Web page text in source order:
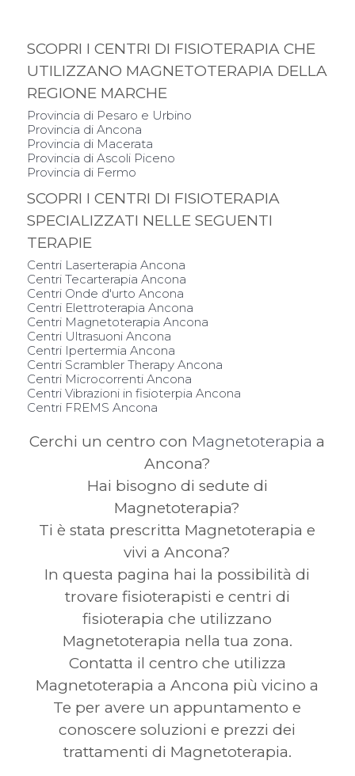
SCOPRI I CENTRI DI FISIOTERAPIA CHE
UTILIZZANO MAGNETOTERAPIA DELLA
REGIONE MARCHE
Provincia di Pesaro e Urbino
Provincia di Ancona
Provincia di Macerata
Provincia di Ascoli Piceno
Provincia di Fermo
SCOPRI I CENTRI DI FISIOTERAPIA
SPECIALIZZATI NELLE SEGUENTI
TERAPIE
Centri Laserterapia Ancona
Centri Tecarterapia Ancona
Centri Onde d'urto Ancona
Centri Elettroterapia Ancona
Centri Magnetoterapia Ancona
Centri Ultrasuoni Ancona
Centri Ipertermia Ancona
Centri Scrambler Therapy Ancona
Centri Microcorrenti Ancona
Centri Vibrazioni in fisioterpia Ancona
Centri FREMS Ancona
Cerchi un centro con Magnetoterapia a
Ancona?
Hai bisogno di sedute di
Magnetoterapia?
Ti è stata prescritta Magnetoterapia e
vivi a Ancona?
In questa pagina hai la possibilità di
trovare fisioterapisti e centri di
fisioterapia che utilizzano
Magnetoterapia nella tua zona.
Contatta il centro che utilizza
Magnetoterapia a Ancona più vicino a
Te per avere un appuntamento e
conoscere soluzioni e prezzi dei
trattamenti di Magnetoterapia.